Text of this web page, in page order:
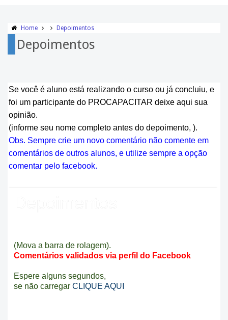
Home Depoimentos
Depoimentos
Se você é aluno está realizando o curso ou já concluiu, e
foi um participante do PROCAPACITAR deixe aqui sua
opinião.
(informe seu nome completo antes do depoimento, ).
Obs. Sempre crie um novo comentário não comente em
comentários de outros alunos, e utilize sempre a opção
comentar pelo facebook.